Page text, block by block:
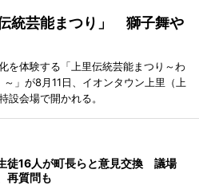
統芸能まつり」 獅子舞や
を体験する「上里伝統芸能まつり～わ
」が8月11日、イオンタウン上里（上
設会場で開かれる。
徒16人が町長らと意見交換 議場
再質問も